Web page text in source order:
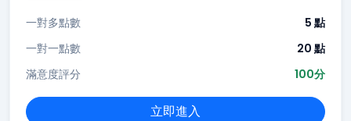
一對多點數
5 點
一對一點數
20 點
滿意度評分
100分
立即進入